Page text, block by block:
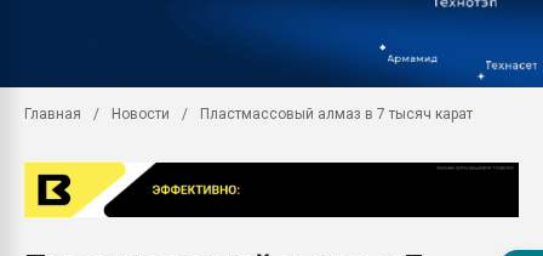
заводу пластмасс"
Помощь в подборе
Вакуум-формовочные
Главная Новости Пластмассовый алмаз в 7 тысяч карат